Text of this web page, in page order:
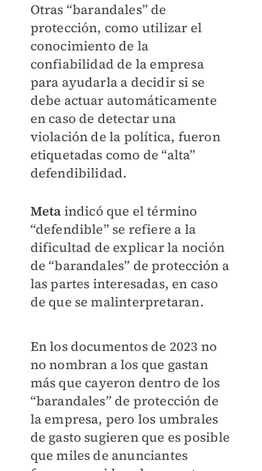
Otras “barandales” de
protección, como utilizar el
conocimiento de la
confiabilidad de la empresa
para ayudarla a decidir si se
debe actuar automáticamente
en caso de detectar una
violación de la política, fueron
etiquetadas como de “alta”
defendibilidad.
Meta indicó que el término
“defendible” se refiere a la
dificultad de explicar la noción
de “barandales” de protección a
las partes interesadas, en caso
de que se malinterpretaran.
En los documentos de 2023 no
no nombran a los que gastan
más que cayeron dentro de los
“barandales” de protección de
la empresa, pero los umbrales
de gasto sugieren que es posible
que miles de anunciantes